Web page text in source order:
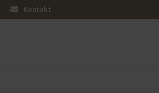
Kontakt